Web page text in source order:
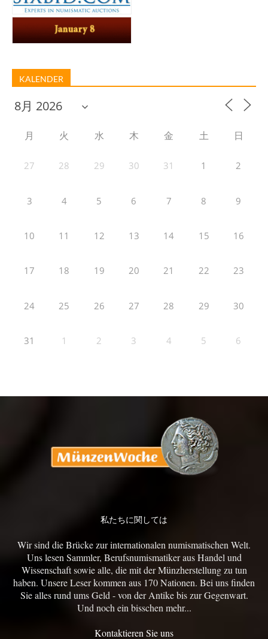
KALENDER
月 火 水 木 金 土 日
27 28 29 30 31 1 2
3 4 5 6 7 8 9
10 11 12 13 14 15 16
17 18 19 20 21 22 23
24 25 26 27 28 29 30
31 1 2 3 4 5 6
私たちに関しては
Wir sind die Brücke zur internationalen numismatischen Welt.
Uns lesen Sammler, Berufsnumismatiker aus Handel und
Wissenschaft sowie alle, die mit der Münzherstellung zu tun
haben. Unsere Leser kommen aus 170 Nationen. Bei uns finden
Sie alles rund ums Geld - von der Antike bis zur Gegenwart.
Und noch ein bisschen mehr...
Kontaktieren Sie uns